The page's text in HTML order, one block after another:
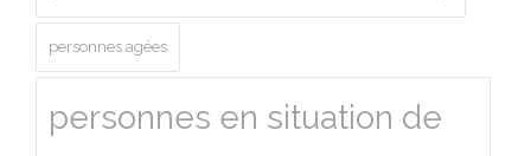
personnes agées
personnes en situation de